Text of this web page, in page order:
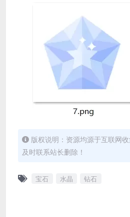
版权说明：资源均源于互联网
及时联系站长删除！
宝石 水晶 钻石